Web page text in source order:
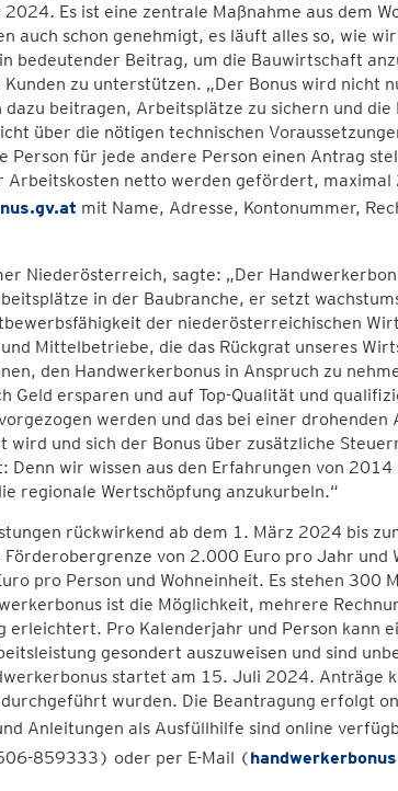
Es ist eine zentrale Maßnahme aus dem
auch schon genehmigt, es läuft alles so, wie wir
bedeutender Beitrag, um die Bauwirtschaft
zu unterstützen. „Der Bonus wird nicht
beitragen, Arbeitsplätze zu sichern und die
über die nötigen technischen
Person für jede andere Person einen Antrag
Arbeitskosten netto werden gefördert, maximal
mit Name, Adresse, Kontonummer,
Niederösterreich, sagte: „Der
in der Baubranche, er setzt
der niederösterreichischen
Mittelbetriebe, die das Rückgrat unseres
den Handwerkerbonus in Anspruch zu
Geld ersparen und auf Top-Qualität und
werden und das bei einer drohenden
und sich der Bonus über zusätzliche
wir wissen aus den Erfahrungen von 2014
regionale Wertschöpfung anzukurbeln.“
rückwirkend ab dem 1. März 2024 bis
von 2.000 Euro pro Jahr und
pro Person und Wohneinheit. Es stehen 300
ist die Möglichkeit, mehrere
erleichtert. Pro Kalenderjahr und Person kann
gesondert auszuweisen und sind
startet am 15. Juli 2024. Anträge
wurden. Die Beantragung erfolgt
Anleitungen als Ausfüllhilfe sind online
859333) oder per E-Mail (